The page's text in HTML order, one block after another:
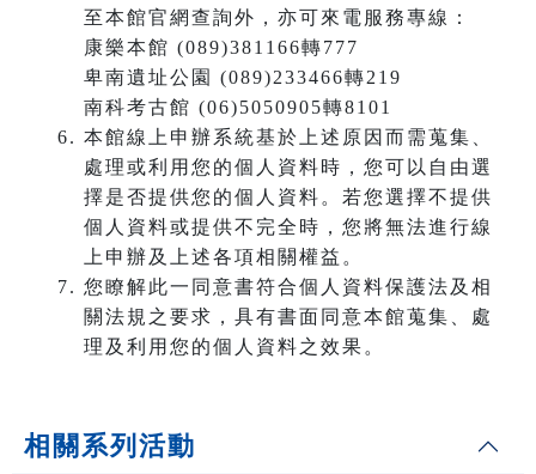
至本館官網查詢外，亦可來電服務專線：
康樂本館 (089)381166轉777
卑南遺址公園 (089)233466轉219
南科考古館 (06)5050905轉8101
本館線上申辦系統基於上述原因而需蒐集、
處理或利用您的個人資料時，您可以自由選
擇是否提供您的個人資料。若您選擇不提供
個人資料或提供不完全時，您將無法進行線
上申辦及上述各項相關權益。
您瞭解此一同意書符合個人資料保護法及相
關法規之要求，具有書面同意本館蒐集、處
理及利用您的個人資料之效果。
相關系列活動